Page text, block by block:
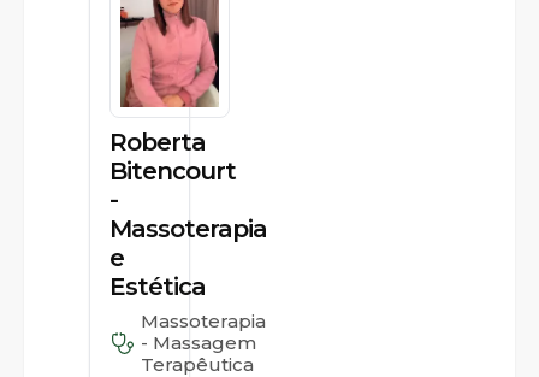
Roberta
Bitencourt
-
Massoterapia
e
Estética
Massoterapia
- Massagem
Terapêutica